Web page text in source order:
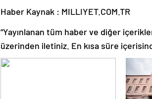
Haber Kaynak : MILLIYET.COM.TR
“Yayınlanan tüm haber ve diğer
üzerinden iletiniz. En kısa süre